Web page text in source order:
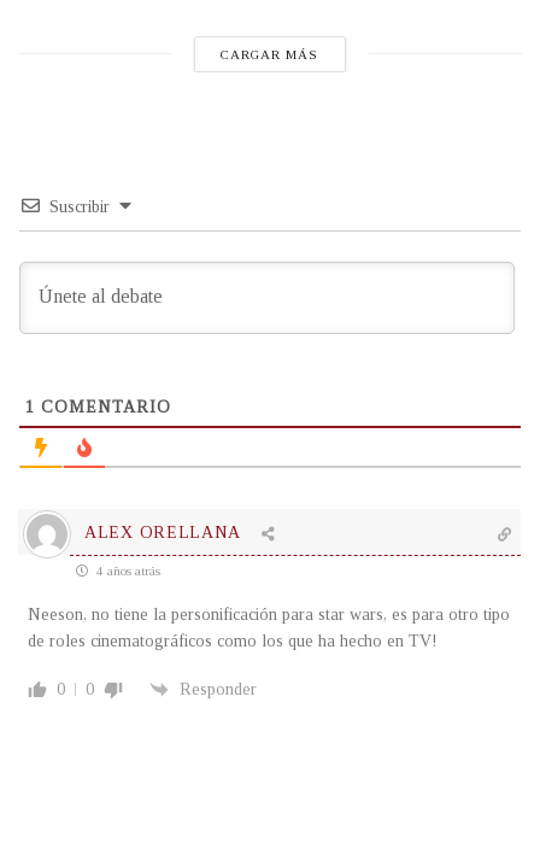
CARGAR MÁS
Suscribir
1 COMENTARIO
ALEX ORELLANA
4 años atrás
Neeson, no tiene la personificación para star wars, es para otro tipo
de roles cinematográficos como los que ha hecho en TV!
0 0 Responder